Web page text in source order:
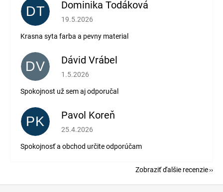
DT Dominika Todáková
Hodnotenie obchodu je 5 z 5 hviezdičiek.
19.5.2026
Krasna syta farba a pevny material
DV Dávid Vrábel
Hodnotenie obchodu je 5 z 5 hviezdičiek.
1.5.2026
Spokojnost už sem aj odporučal
PK Pavol Koreň
Hodnotenie obchodu je 5 z 5 hviezdičiek.
25.4.2026
Spokojnosť a obchod určite odporúčam
Zobraziť ďalšie recenzie